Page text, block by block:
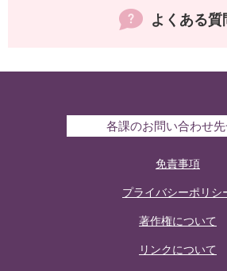
よくある質
各課のお問い合わせ
免責事項
プライバシーポリシ
著作権について
リンクについて